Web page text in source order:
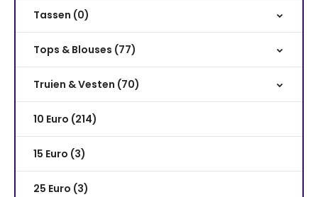
Tassen (0)
Tops & Blouses (77)
Truien & Vesten (70)
10 Euro (214)
15 Euro (3)
25 Euro (3)